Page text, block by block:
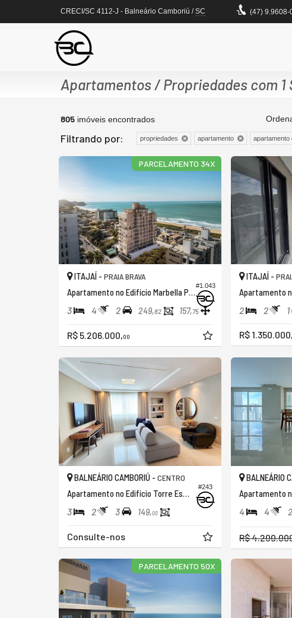
CRECI/SC 4112-J - Balneário Camboriú /SC (47) 9.9608-
Apartamentos / Propriedades com 1
805 imóveis encontrados
Filtrando por: propriedades apartamento apartamento
PARCELAMENTO 34X
#1.043
ITAJAÍ - PRAIA BRAVA
Apartamento no Edifício Marbella Praia Brava
3 4 2 249,82 157,75
R$ 5.206.000,00
ITAJAÍ -
Apartamento
2 2 1
R$ 1.350.000,
#243
BALNEÁRIO CAMBORIÚ - CENTRO
Apartamento no Edifício Torre Esmeralda
3 2 3 149,00
Consulte-nos
BALNEÁRIO
4 4 2
R$
PARCELAMENTO 50X